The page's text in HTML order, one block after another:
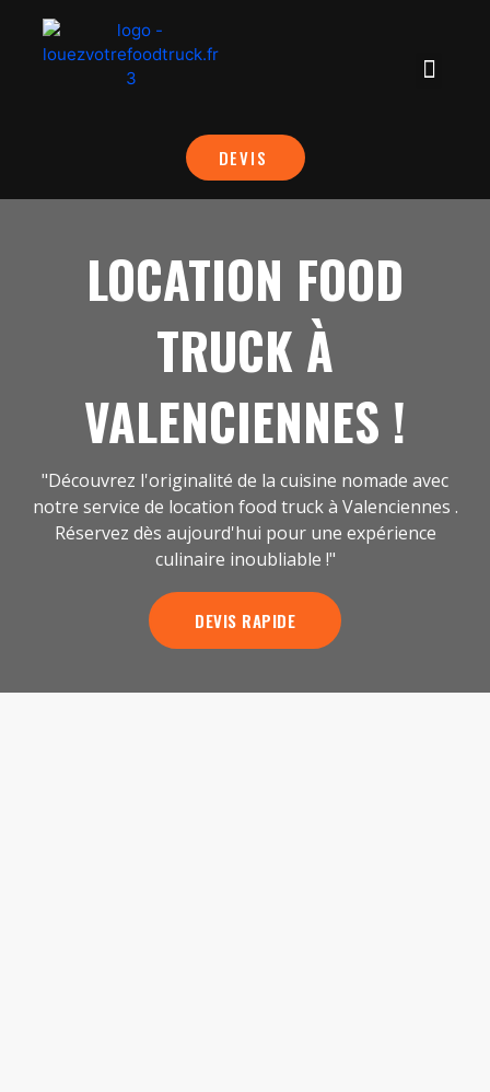
DEVIS
LOCATION FOOD
TRUCK À
VALENCIENNES !
"Découvrez l'originalité de la cuisine nomade avec
notre service de location food truck à Valenciennes .
Réservez dès aujourd'hui pour une expérience
culinaire inoubliable !"
DEVIS RAPIDE